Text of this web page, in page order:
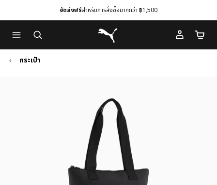
to
Main
content
to
Footer
Content
จัดส่งฟรีสำหรับการสั่งซื้อมากกว่า ฿1,500
Puma โฮม
จำนว
กระเป๋า